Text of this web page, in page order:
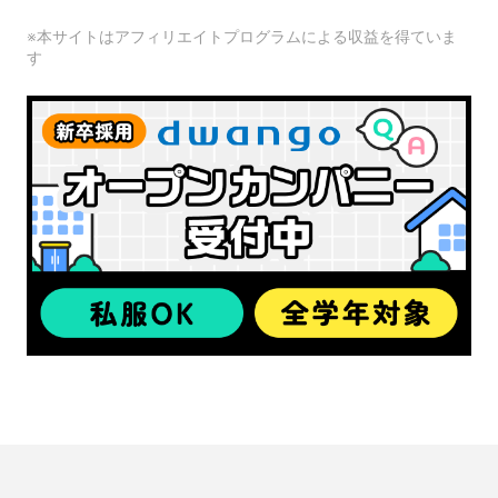
※本サイトはアフィリエイトプログラムによる収益を得ていま
す